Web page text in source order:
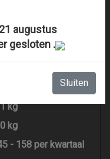
kg
kg
- 158 per kwartaal
augustus
gesloten .
Sluiten